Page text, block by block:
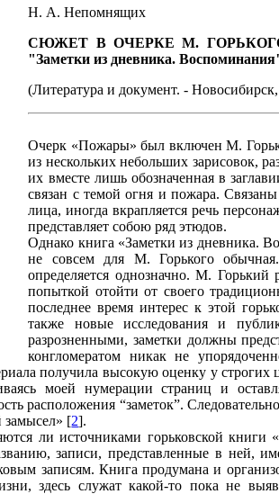
Н. А. Непомнящих
СЮЖЕТ В ОЧЕРКЕ М.
"Заметки из дневника.
(Литература и документ. -
Очерк «Пожары» был включен М.
из нескольких небольших зарисовок,
их вместе лишь обозначенная в
связан с темой огня и пожара.
лица, иногда вкрапляется речь
представляет собою ряд этюдов.
Однако книга «Заметки из дневника.
не совсем для М. Горького
определяется однозначно. М. Горький
попыткой отойти от своего
последнее время интерес к этой
также новые исследования и
разрозненными, заметки должны
конгломератом никак не
получила высокую оценку у
моей нумерации страниц и
расположения “заметок”.
замысел» [2].
ли источниками горьковской
записи, представленные в ней,
записям. Книга продумана и
здесь служат какой-то пока не